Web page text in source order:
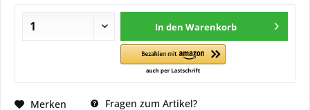
In den Warenkorb
Merken Fragen zum Artikel?